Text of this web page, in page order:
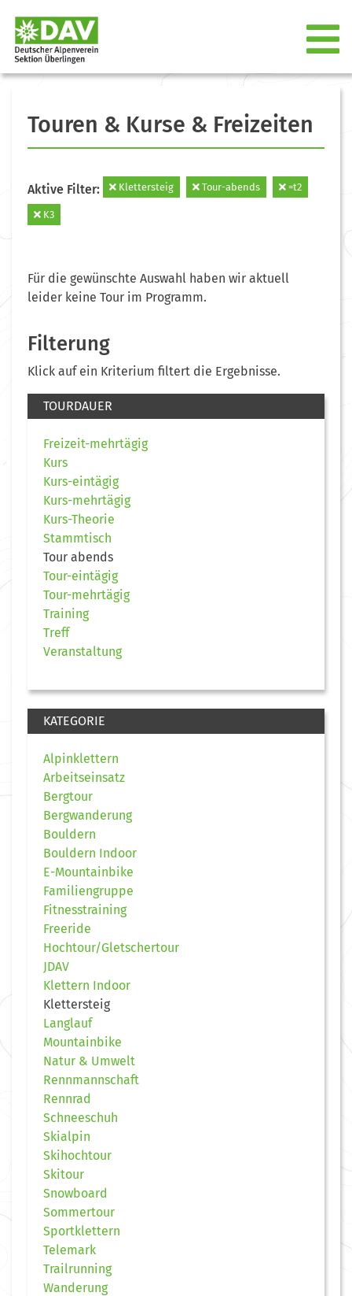
Touren & Kurse & Freizeiten
Aktive Filter: Klettersteig Tour-abends =t2
K3
Für die gewünschte Auswahl haben wir aktuell
leider keine Tour im Programm.
Filterung
Klick auf ein Kriterium filtert die Ergebnisse.
TOURDAUER
Freizeit-mehrtägig
Kurs
Kurs-eintägig
Kurs-mehrtägig
Kurs-Theorie
Stammtisch
Tour abends
Tour-eintägig
Tour-mehrtägig
Training
Treff
Veranstaltung
KATEGORIE
Alpinklettern
Arbeitseinsatz
Bergtour
Bergwanderung
Bouldern
Bouldern Indoor
E-Mountainbike
Familiengruppe
Fitnesstraining
Freeride
Hochtour/Gletschertour
JDAV
Klettern Indoor
Klettersteig
Langlauf
Mountainbike
Natur & Umwelt
Rennmannschaft
Rennrad
Schneeschuh
Skialpin
Skihochtour
Skitour
Snowboard
Sommertour
Sportklettern
Telemark
Trailrunning
Wanderung